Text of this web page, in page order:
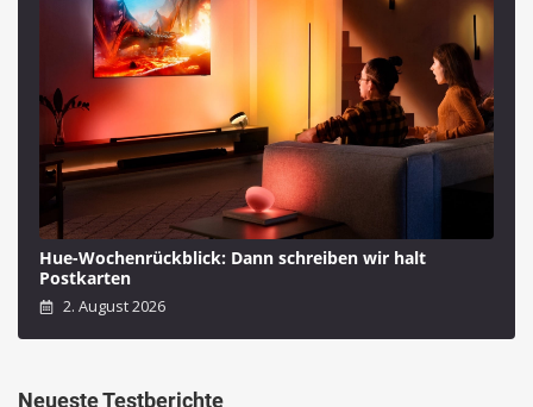
Hue-Wochenrückblick: Dann schreiben wir halt
Postkarten
2. August 2026
Neueste Testberichte